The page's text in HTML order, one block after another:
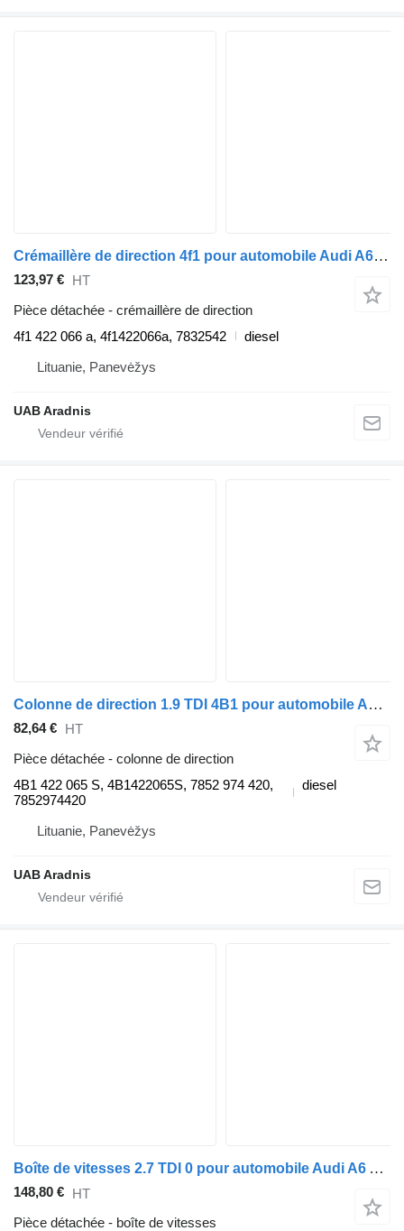
Crémaillère de direction 4f1 pour automobile Audi A6 (4F2, C6)
123,97 € HT
Pièce détachée - crémaillère de direction
4f1 422 066 a, 4f1422066a, 7832542
diesel
Lituanie, Panevėžys
UAB Aradnis
Colonne de direction 1.9 TDI 4B1 pour automobile Audi A6 (4B2, C5)
82,64 € HT
Pièce détachée - colonne de direction
4B1 422 065 S, 4B1422065S, 7852 974 420,
7852974420
diesel
Lituanie, Panevėžys
UAB Aradnis
Boîte de vitesses 2.7 TDI 0 pour automobile Audi A6 Avant (4F5, C6)
148,80 € HT
Pièce détachée - boîte de vitesses